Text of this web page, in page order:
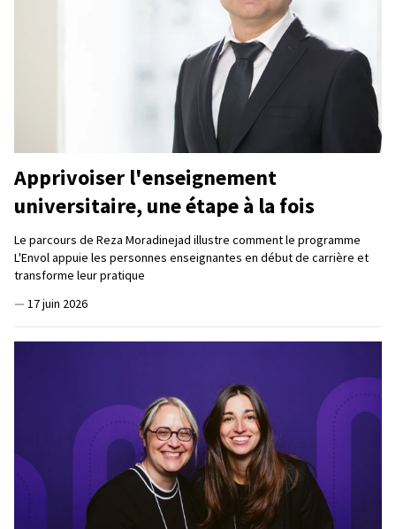
Apprivoiser l'enseignement
universitaire, une étape à la fois
Le parcours de Reza Moradinejad illustre comment le programme
L'Envol appuie les personnes enseignantes en début de carrière et
transforme leur pratique
— 17 juin 2026